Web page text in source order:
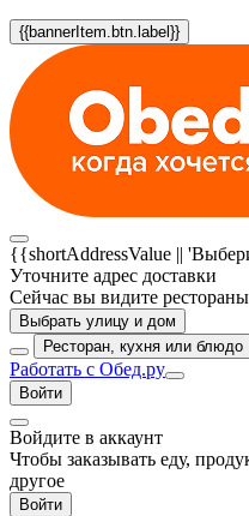
{{bannerItem.btn.label}}
{{shortAddressValue ||
Уточните адрес доставки
Сейчас вы видите
Выбрать улицу и дом
Ресторан, кухня или блюдо
Работать с Обед.ру
Войти
Войдите в аккаунт
Чтобы заказывать еду,
другое
Войти